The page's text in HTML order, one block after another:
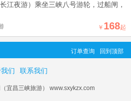
长江夜游）乘坐三峡八号游轮，过船闸，
￥ 168起
回到顶部
订单查询
们 联系我们
宜昌三峡旅游） www.sxykzx.com